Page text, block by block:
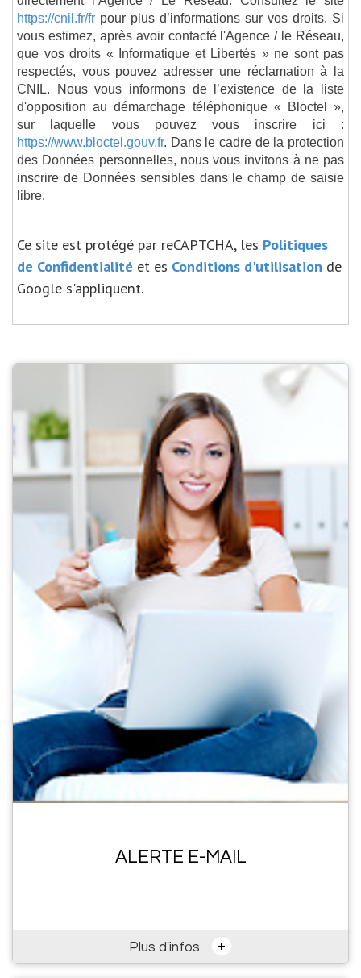
https://cnil.fr/fr pour plus d’informations sur vos droits. Si
vous estimez, après avoir contacté l'Agence / le Réseau,
que vos droits « Informatique et Libertés » ne sont pas
respectés, vous pouvez adresser une réclamation à la
CNIL. Nous vous informons de l’existence de la liste
d'opposition au démarchage téléphonique « Bloctel »,
sur laquelle vous pouvez vous inscrire ici :
https://www.bloctel.gouv.fr. Dans le cadre de la protection
des Données personnelles, nous vous invitons à ne pas
inscrire de Données sensibles dans le champ de saisie
libre.
Ce site est protégé par reCAPTCHA, les Politiques
de Confidentialité et es Conditions d'utilisation de
Google s'appliquent.
ALERTE E-MAIL
Plus d'infos +